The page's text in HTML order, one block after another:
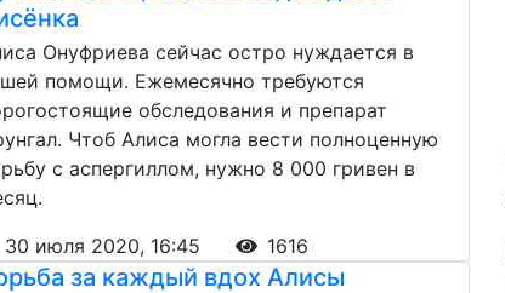
Онуфриева сейчас остро нуждается в
помощи. Ежемесячно требуются
обследования и препарат
Чтоб Алиса могла вести полноценную
с аспергиллом, нужно 8 000 гривен в
30 июля 2020, 16:45
1616
за каждый вдох Алисы